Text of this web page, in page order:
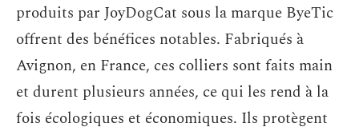
produits par JoyDogCat sous la marque ByeTic
offrent des bénéfices notables. Fabriqués à
Avignon, en France, ces colliers sont faits main
et durent plusieurs années, ce qui les rend à la
fois écologiques et économiques. Ils protègent